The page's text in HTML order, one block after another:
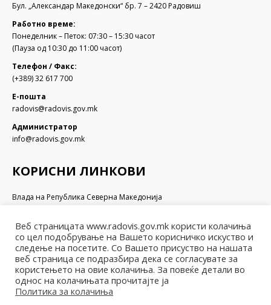
Бул. „Александар Македонски“ бр. 7 – 2420 Радовиш
Работно време:
Понеделник – Петок: 07:30 – 15:30 часот
(Пауза од 10:30 до 11:00 часот)
Телефон / Факс:
(+389) 32 617 700
Е-пошта
radovis@radovis.gov.mk
Администратор
info@radovis.gov.mk
КОРИСНИ ЛИНКОВИ
Влада на Република Северна Македонија
Министерство за финансии
Министерство за транспорт и врски
Министерство за локална самоуправа
Министерство за информатичко општество и администрација
Министерство за образование и наука
Веб страницата www.radovis.gov.mk користи колачиња
со цел подобрување на Вашето корисничко искуство и
следење на посетите. Со Вашето присуство на нашата
веб страница се подразбира дека се согласувате за
користењето на овие колачиња. За повеќе детали во
однос на колачињата прочитајте ја
Политика за колачиња